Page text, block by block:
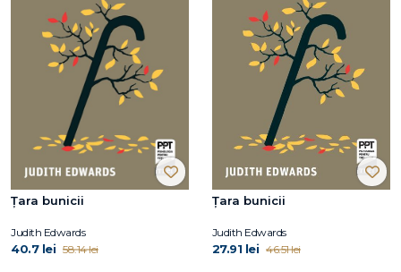
Țara bunicii
Judith Edwards
40.7 lei 58.14 lei
Țara bunicii
Judith Edwards
27.91 lei 46.51 lei